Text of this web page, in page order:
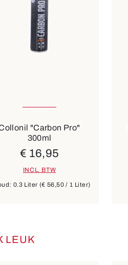
"Carbon Pro"
300ml
0.3 Liter (€ 56,50 / 1 Liter)
€ 16,95
INCL. BTW
LEUK